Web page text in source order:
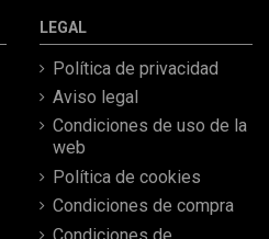
LEGAL
Política de privacidad
Aviso legal
Condiciones de uso de la
web
Política de cookies
Condiciones de compra
Condiciones de